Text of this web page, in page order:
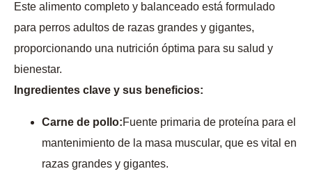
Este alimento completo y balanceado está formulado
para perros adultos de razas grandes y gigantes,
proporcionando una nutrición óptima para su salud y
bienestar.
Ingredientes clave y sus beneficios:
Carne de pollo:Fuente primaria de proteína para el
mantenimiento de la masa muscular, que es vital en
razas grandes y gigantes.